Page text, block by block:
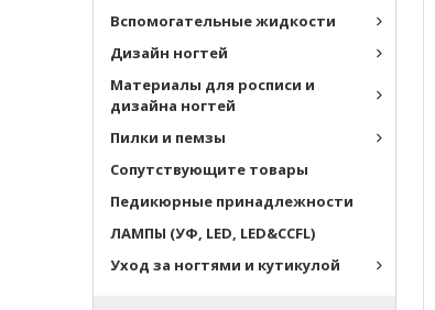
Вспомогательные жидкости
Дизайн ногтей
Материалы для росписи и
дизайна ногтей
Пилки и пемзы
Сопутствующите товары
Педикюрные принадлежности
ЛАМПЫ (УФ, LED, LED&CCFL)
Уход за ногтями и кутикулой